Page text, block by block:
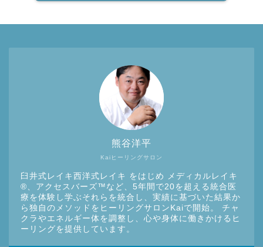
Kaiヒーリングサロン
熊谷洋平
臼井式レイキ西洋式レイキ をはじめ メディカルレイキ
®︎、アクセスバーズ™など、5年間で20を超える統合医
療を体験し学ぶそれらを統合し、実績に基づいた結果か
ら独自のメソッドをヒーリングサロンKaiで開始。 チャ
クラやエネルギー体を調整し、心や身体に働きかけるヒ
ーリングを提供しています。